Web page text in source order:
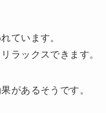
ています。
ラックスできます。
があるそうです。